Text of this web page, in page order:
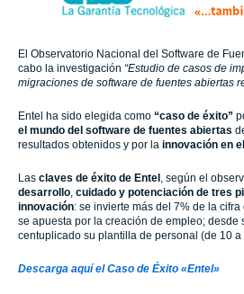
El Observatorio Nacional del Software de
cabo la investigación “Estudio de casos de
migraciones de software de fuentes abiertas
Entel ha sido elegida como “caso de éxito”
el mundo del software de fuentes abiertas
resultados obtenidos y por la innovación en
Las claves de éxito de Entel , según el
desarrollo cuidado y potenciación de tres
innovación: se invierte más del 7% de la
se apuesta por la creación de empleo; desde
centuplicado su plantilla de personal (de 10 a
Descarga aquí el Caso de Éxito «Entel»